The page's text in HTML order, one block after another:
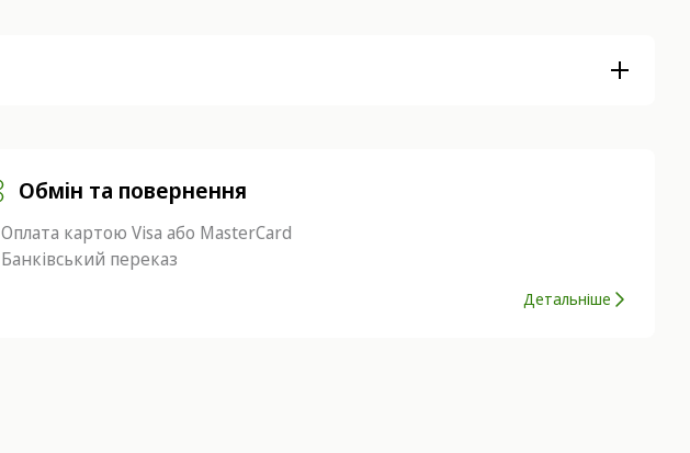
Обмін та повернення
Оплата картою Visa або MasterCard
Банківський переказ
Детальніше